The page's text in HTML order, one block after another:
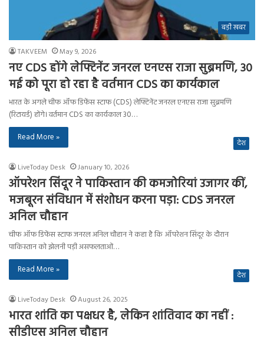
बड़ी खबर
TAKVEEM May 9, 2026
नए CDS होंगे लेफ्टिनेंट जनरल एनएस राजा सुब्रमणि, 30
मई को पूरा हो रहा है वर्तमान CDS का कार्यकाल
भारत के अगले चीफ ऑफ डिफेंस स्टाफ (CDS) लेफ्टिनेंट जनरल एनएस राजा सुब्रमणि
(रिटायर्ड) होंगे। वर्तमान CDS का कार्यकाल 30…
Read More »
देश
LiveToday Desk January 10, 2026
ऑपरेशन सिंदूर ने पाकिस्तान की कमजोरियां उजागर कीं,
मजबूरन संविधान में संशोधन करना पड़ा: CDS जनरल
अनिल चौहान
चीफ ऑफ डिफेंस स्टाफ जनरल अनिल चौहान ने कहा है कि ऑपरेशन सिंदूर के दौरान
पाकिस्तान को झेलनी पड़ी असफलताओं…
Read More »
देश
LiveToday Desk August 26, 2025
भारत शांति का पक्षधर है, लेकिन शांतिवाद का नहीं :
सीडीएस अनिल चौहान